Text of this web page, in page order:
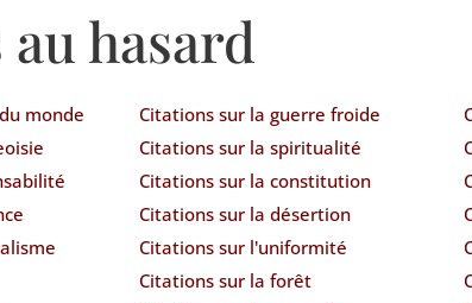
hasard
monde
Citations sur la guerre froide
Citations sur la spiritualité
Citations sur la constitution
Citations sur la désertion
Citations sur l'uniformité
Citations sur la forêt